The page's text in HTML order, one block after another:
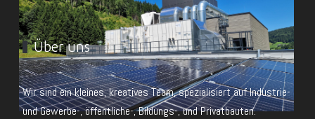
Über uns
Wir sind ein kleines, kreatives Team, spezialisiert auf Industrie-
und Gewerbe-, öffentliche-, Bildungs-, und Privatbauten.